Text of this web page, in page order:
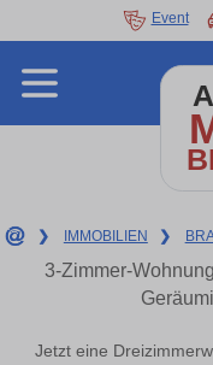
Event
❯ IMMOBILIEN ❯
3-Zimmer-
Jetzt eine